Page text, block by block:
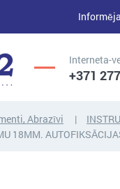
Interneta-
+371
Abrazīvi
18MM.